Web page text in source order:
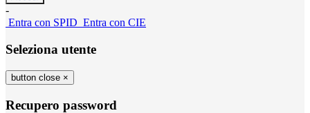
-
Entra con SPID Entra con CIE
Seleziona utente
button close ×
Recupero password